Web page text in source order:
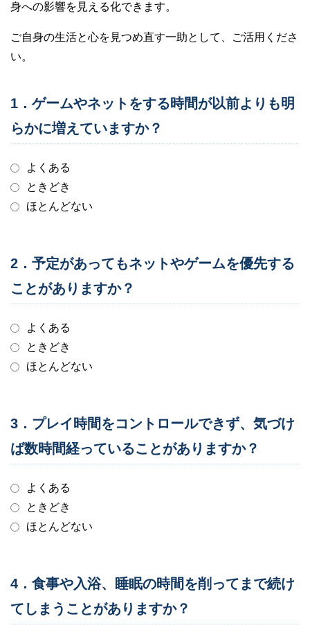
身への影響を見える化できます。
ご自身の生活と心を見つめ直す一助として、ご活用くださ
い。
1．ゲームやネットをする時間が以前よりも明
らかに増えていますか？
よくある
ときどき
ほとんどない
2．予定があってもネットやゲームを優先する
ことがありますか？
よくある
ときどき
ほとんどない
3．プレイ時間をコントロールできず、気づけ
ば数時間経っていることがありますか？
よくある
ときどき
ほとんどない
4．食事や入浴、睡眠の時間を削ってまで続け
てしまうことがありますか？